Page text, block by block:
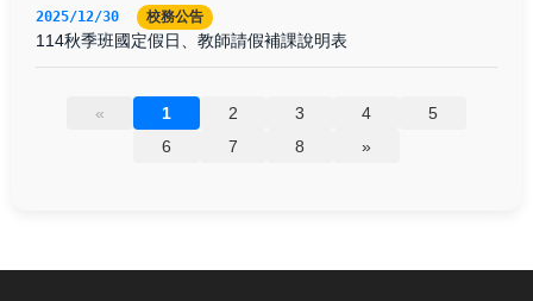
2025/12/30 校務公告
114秋季班國定假日、教師請假補課說明表
« 1 2 3 4
5
6
7 8 »